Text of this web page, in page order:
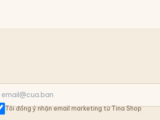
Tôi đồng ý nhận email marketing từ Tina Shop